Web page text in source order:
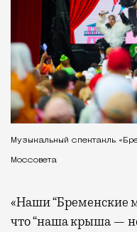
Музыкальный спектакль
Моссовета
«Наши “Бременские
что “наша крыша —